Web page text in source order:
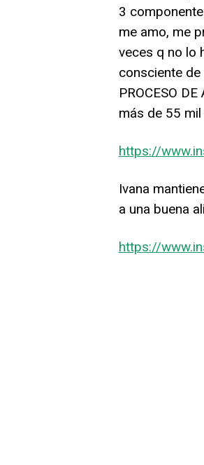
3
me amo, me
veces q no lo
consciente de
PROCESO
más de 55
https://
Ivana
a una buena
https://